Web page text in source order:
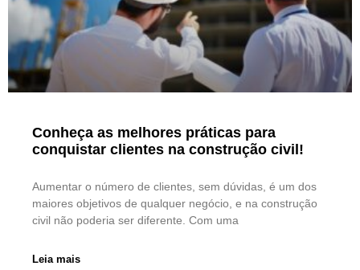
Conheça as melhores práticas para
conquistar clientes na construção civil!
Aumentar o número de clientes, sem dúvidas, é um dos
maiores objetivos de qualquer negócio, e na construção
civil não poderia ser diferente. Com uma
Leia mais